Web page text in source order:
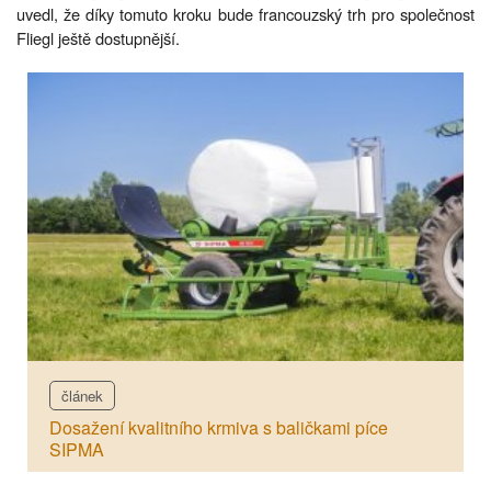
uvedl, že díky tomuto kroku bude francouzský trh pro společnost
Fliegl ještě dostupnější.
článek
Dosažení kvalitního krmiva s baličkami píce
SIPMA